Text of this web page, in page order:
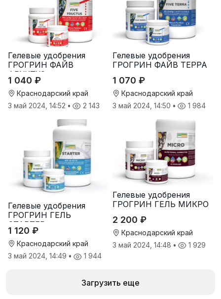
Гелевые удобрения
ГРОГРИН ФАЙВ
ФРУКТУС
1 040 ₽
Краснодарский край
3 май 2024, 14:52 • 2 143
Гелевые удобрения
ГРОГРИН ФАЙВ ТЕРРА
1 070 ₽
Краснодарский край
3 май 2024, 14:50 • 1 984
Гелевые удобрения
ГРОГРИН ГЕЛЬ
СТАРТЕР
1 120 ₽
Краснодарский край
3 май 2024, 14:49 • 1 944
Гелевые удобрения
ГРОГРИН ГЕЛЬ МИКРО
2 200 ₽
Краснодарский край
3 май 2024, 14:48 • 1 929
Загрузить еще